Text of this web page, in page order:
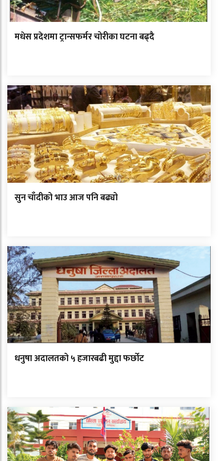
मधेस प्रदेशमा ट्रान्सफर्मर चोरीका घटना बढ्दै
सुन चाँदीको भाउ आज पनि बढ्यो
धनुषा अदालतको ५ हजारबढी मुद्दा फर्छोट